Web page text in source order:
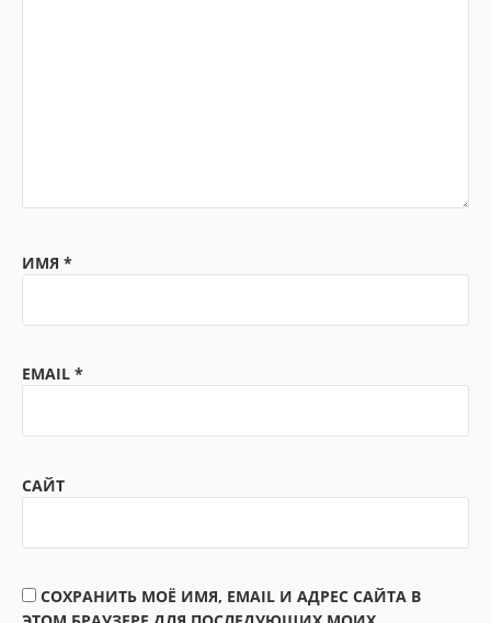
ИМЯ *
EMAIL *
САЙТ
СОХРАНИТЬ МОЁ ИМЯ, EMAIL И АДРЕС САЙТА В